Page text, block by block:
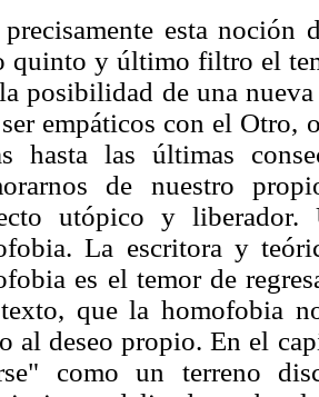
esta noción
quinto y último filtro el
posibilidad de una
empáticos con el Otro,
hasta las últimas
de nuestro
utópico y
La escritora y
es el temor de
que la homofobia
al deseo propio. En el
como un terreno